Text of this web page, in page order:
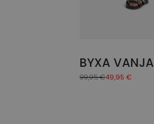
BYXA VANJA
99,95€
Ursprünglicher
49,95 €
Aktueller